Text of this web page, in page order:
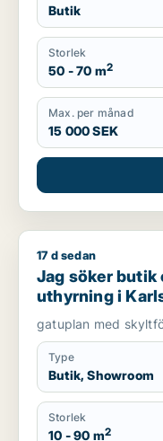
Butik
Storlek
50 - 70 m2
Max. per månad
15 000 SEK
Jag söker butik eller
17 d sedan
Jag söker butik
uthyrning i
gatuplan med
Type
Butik, Showroom
Storlek
10 - 90 m2